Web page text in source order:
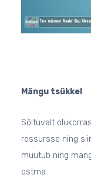
Mängu tsükkel
Sõltuvalt
ressursse ning
muutub ning
ostma.